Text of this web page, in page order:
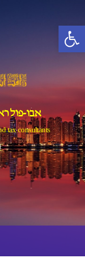
פתח סרגל נגישות
content
אבו-פול
tax consultants